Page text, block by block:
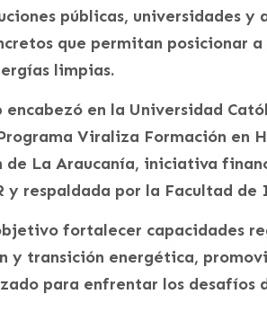
públicas, universidades y
que permitan posicionar
limpias.
en la Universidad
Viraliza Formación en
de La Araucanía, iniciativa
y respaldada por la Facultad de
fortalecer capacidades
y transición energética,
para enfrentar los desafíos